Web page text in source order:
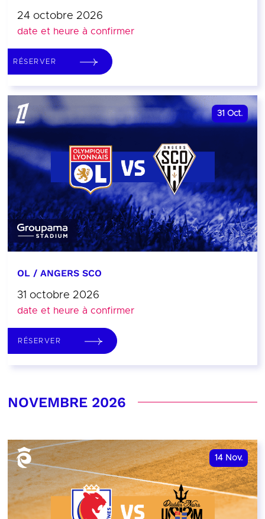
24 octobre 2026
date et heure à confirmer
RÉSERVER
31 Oct.
OL / ANGERS SCO
31 octobre 2026
date et heure à confirmer
RÉSERVER
NOVEMBRE 2026
14 Nov.